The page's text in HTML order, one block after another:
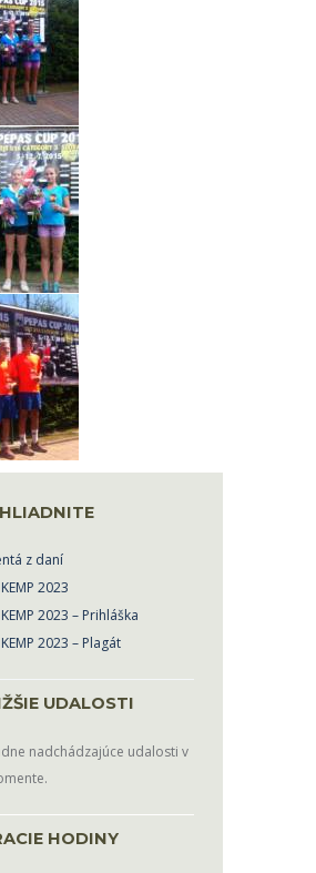
z daní
2023
KEMP 2023 – Prihláška
KEMP 2023 – Plagát
UDALOSTI
nadchádzajúce udalosti v
HODINY